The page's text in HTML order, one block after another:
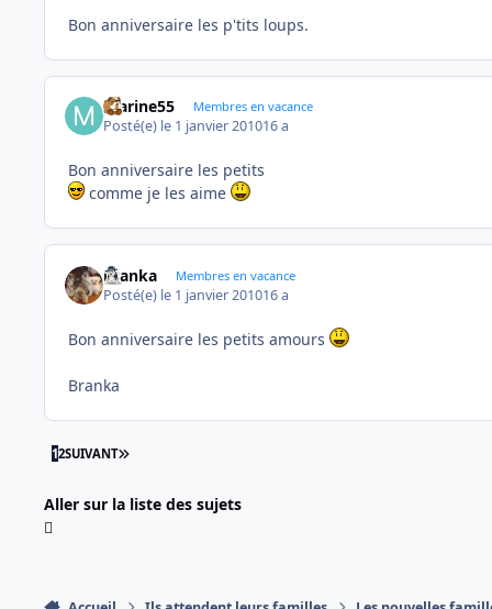
Bon anniversaire les p'tits loups.
marine55 Membres en vacance
Posté(e) le 1 janvier 201016 a
Bon anniversaire les petits
comme je les aime
branka Membres en vacance
Posté(e) le 1 janvier 201016 a
Bon anniversaire les petits amours
Branka
12SUIVANT DERNIÈRE PAGE
Aller sur la liste des sujets